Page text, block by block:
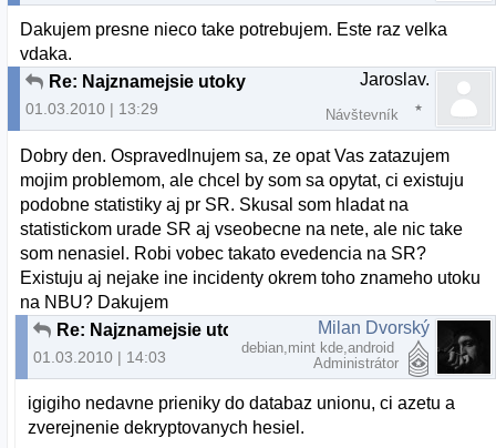
Dakujem presne nieco take potrebujem. Este raz velka
vdaka.
Re: Najznamejsie utoky
01.03.2010 | 13:29
Jaroslav.
Návštevník
Dobry den. Ospravedlnujem sa, ze opat Vas zatazujem
mojim problemom, ale chcel by som sa opytat, ci existuju
podobne statistiky aj pr SR. Skusal som hladat na
statistickom urade SR aj vseobecne na nete, ale nic take
som nenasiel. Robi vobec takato evedencia na SR?
Existuju aj nejake ine incidenty okrem toho znameho utoku
na NBU? Dakujem
Re: Najznamejsie utoky
01.03.2010 | 14:03
Milan Dvorský
debian,mint kde,android
Administrátor
igigiho nedavne prieniky do databaz unionu, ci azetu a
zverejnenie dekryptovanych hesiel.